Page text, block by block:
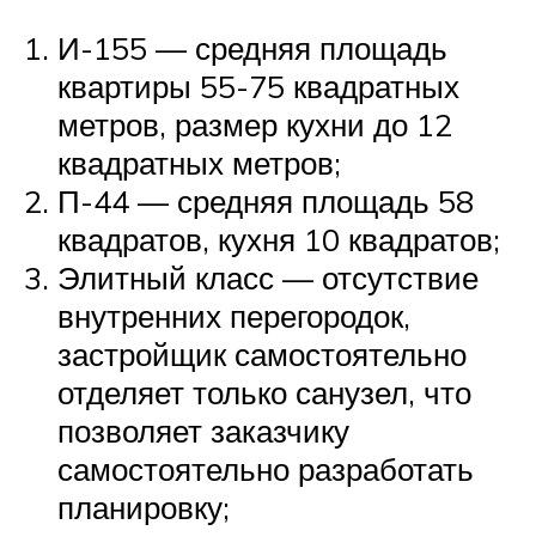
И-155 — средняя площадь
квартиры 55-75 квадратных
метров, размер кухни до 12
квадратных метров;
П-44 — средняя площадь 58
квадратов, кухня 10 квадратов;
Элитный класс — отсутствие
внутренних перегородок,
застройщик самостоятельно
отделяет только санузел, что
позволяет заказчику
самостоятельно разработать
планировку;